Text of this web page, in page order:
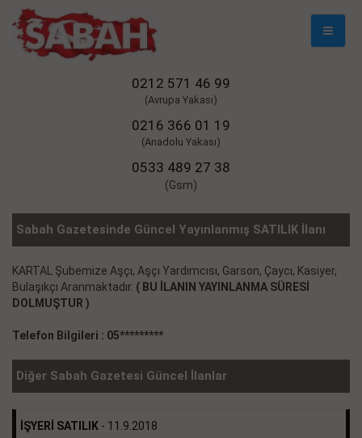
Mobil
0212 571 46 99
(Avrupa Yakası)
0216 366 01 19
(Anadolu Yakası)
0533 489 27 38
(Gsm)
Sabah Gazetesinde Güncel Yayınlanmış SATILIK İlanı
KARTAL Şubemize Aşçı, Aşçı Yardımcısı, Garson, Çaycı, Kasiyer,
Bulaşıkçı Aranmaktadır. ( BU İLANIN YAYINLANMA SÜRESİ
DOLMUŞTUR )
Telefon Bilgileri : 05*********
Diğer Sabah Gazetesi Güncel İlanlar
İŞYERİ SATILIK - 11.9.2018